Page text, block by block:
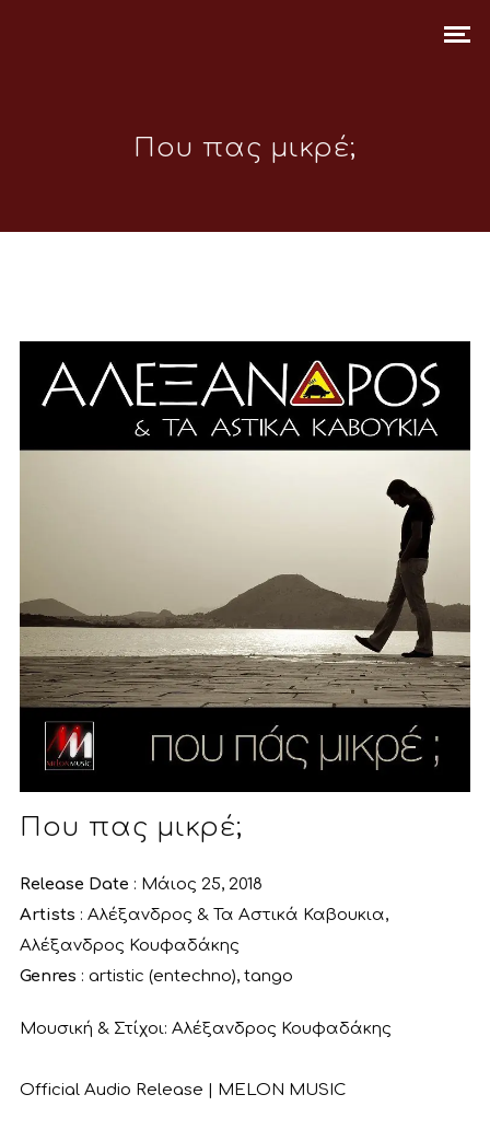
Που πας μικρέ;
Που πας μικρέ;
Release Date : Μάιος 25, 2018
Artists : Αλέξανδρος & Τα Αστικά Καβουκια,
Αλέξανδρος Κουφαδάκης
Genres : artistic (entechno), tango
Μουσική & Στίχοι: Αλέξανδρος Κουφαδάκης
Official Audio Release | MELON MUSIC